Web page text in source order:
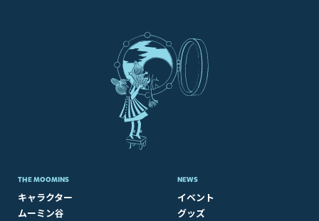
THE MOOMINS
キャラクター
ムーミン谷
NEWS
イベント
グッズ